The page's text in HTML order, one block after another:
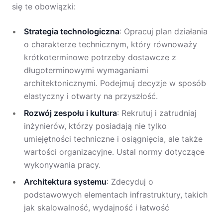
się te obowiązki:
Strategia technologiczna: Opracuj plan działania
o charakterze technicznym, który równoważy
krótkoterminowe potrzeby dostawcze z
długoterminowymi wymaganiami
architektonicznymi. Podejmuj decyzje w sposób
elastyczny i otwarty na przyszłość.
Rozwój zespołu i kultura: Rekrutuj i zatrudniaj
inżynierów, którzy posiadają nie tylko
umiejętności techniczne i osiągnięcia, ale także
wartości organizacyjne. Ustal normy dotyczące
wykonywania pracy.
Architektura systemu: Zdecyduj o
podstawowych elementach infrastruktury, takich
jak skalowalność, wydajność i łatwość